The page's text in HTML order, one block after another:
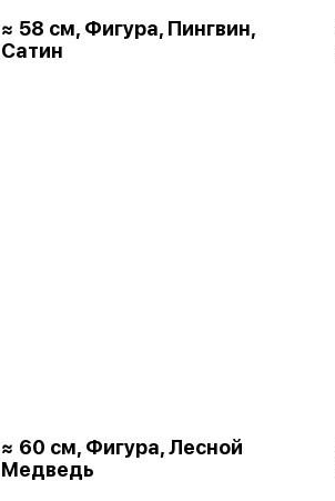
≈ 58 см, Фигура, Пингвин,
Сатин
≈ 60 см, Фигура, Лесной
Медведь